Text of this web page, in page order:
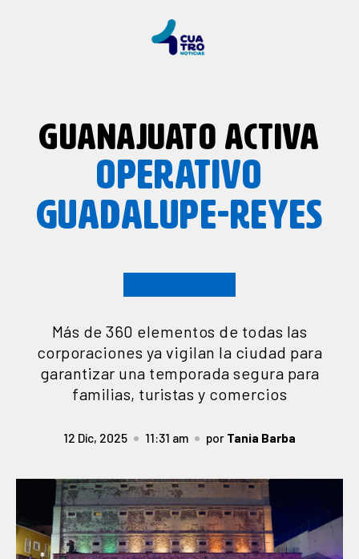
GUANAJUATO ACTIVA
OPERATIVO
GUADALUPE-REYES
Más de 360 elementos de todas las
corporaciones ya vigilan la ciudad para
garantizar una temporada segura para
familias, turistas y comercios
12 Dic, 2025 11:31 am por Tania Barba